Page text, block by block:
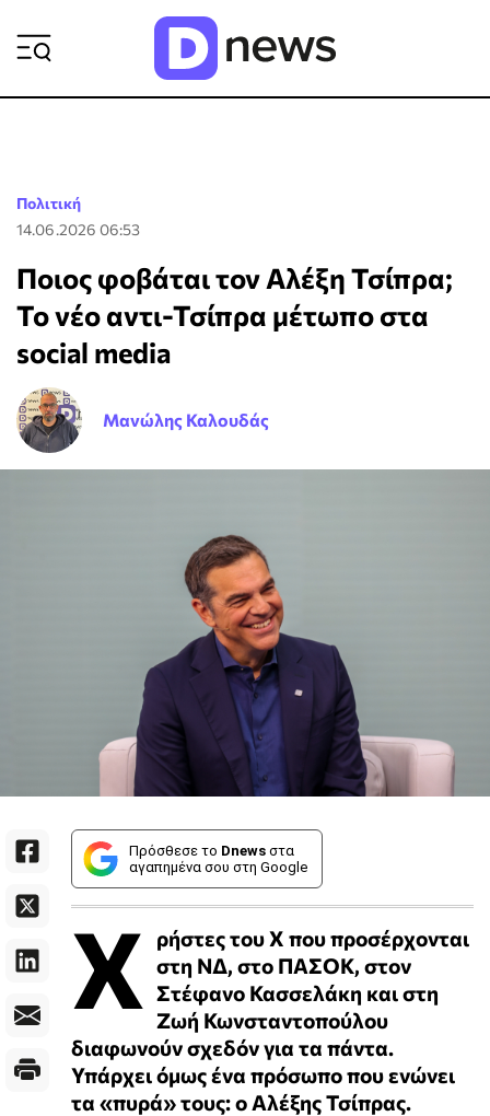
Πολιτική
14.06.2026 06:53
Ποιος φοβάται τον Αλέξη Τσίπρα;
Το νέο αντι-Τσίπρα μέτωπο στα
social media
Μανώλης Καλουδάς
Πρόσθεσε το Dnews στα
αγαπημένα σου στη Google
Χ
ρήστες του Χ που προσέρχονται
στη ΝΔ, στο ΠΑΣΟΚ, στον
Στέφανο Κασσελάκη και στη
Ζωή Κωνσταντοπούλου
διαφωνούν σχεδόν για τα πάντα.
Υπάρχει όμως ένα πρόσωπο που ενώνει
τα «πυρά» τους: ο Αλέξης Τσίπρας.